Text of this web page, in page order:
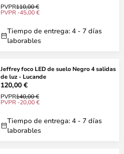
PVPR110,00 €
PVPR -45,00 €
Tiempo de entrega: 4 - 7 días
laborables
Jeffrey foco LED de suelo Negro 4 salidas
de luz - Lucande
120,00 €
PVPR140,00 €
PVPR -20,00 €
Tiempo de entrega: 4 - 7 días
laborables